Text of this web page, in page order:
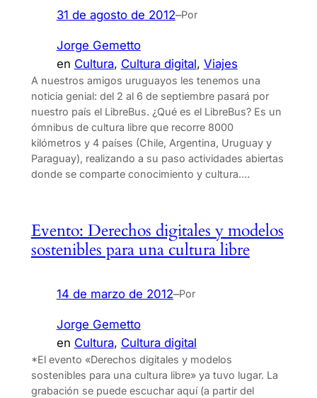
31 de agosto de 2012–Por
Jorge Gemetto
en Cultura, Cultura digital, Viajes
A nuestros amigos uruguayos les tenemos una
noticia genial: del 2 al 6 de septiembre pasará por
nuestro país el LibreBus. ¿Qué es el LibreBus? Es un
ómnibus de cultura libre que recorre 8000
kilómetros y 4 países (Chile, Argentina, Uruguay y
Paraguay), realizando a su paso actividades abiertas
donde se comparte conocimiento y cultura.…
Evento: Derechos digitales y modelos
sostenibles para una cultura libre
14 de marzo de 2012–Por
Jorge Gemetto
en Cultura, Cultura digital
*El evento «Derechos digitales y modelos
sostenibles para una cultura libre» ya tuvo lugar. La
grabación se puede escuchar aquí (a partir del